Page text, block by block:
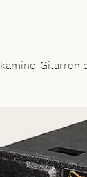
Gitarren